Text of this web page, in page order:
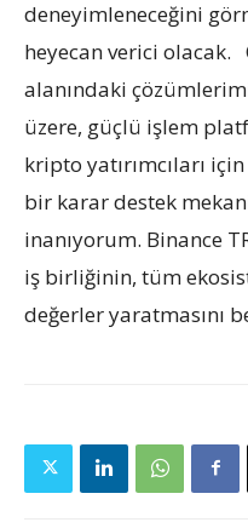
deneyimleneceğini
heyecan verici
alanındaki
üzere, güçlü işlem
kripto yatırımcıları
bir karar destek
inanıyorum. Binance
iş birliğinin, tüm
değerler yaratmasını